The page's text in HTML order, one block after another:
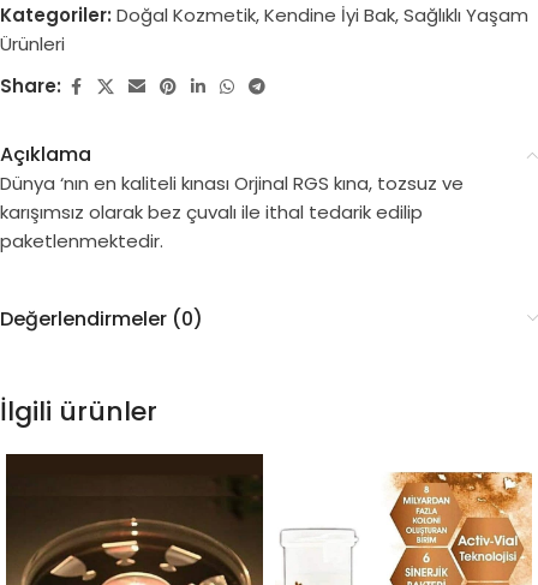
Kategoriler: Doğal Kozmetik,Kendine İyi Bak,Sağlıklı Yaşam
Ürünleri
Share:
Açıklama
Dünya ‘nın en kaliteli kınası Orjinal RGS kına, tozsuz ve
karışımsız olarak bez çuvalı ile ithal tedarik edilip
paketlenmektedir.
Değerlendirmeler (0)
İlgili ürünler